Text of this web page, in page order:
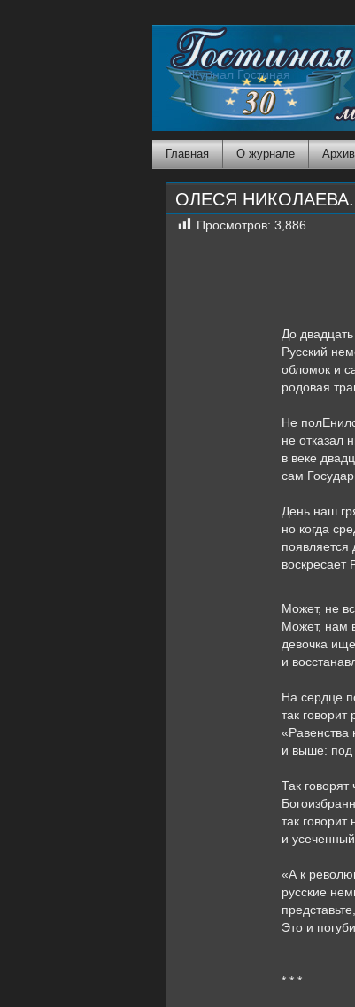
Журнал Гостиная
Главная О журнале Архив
ОЛЕСЯ
Просмотров: 3,886
До
Русский
обломок и
родовая
Не
не отказал
в веке
сам
День наш
но когда
появляется
воскресает
Может, не
Может, нам
девочка
и
На сердце
так говорит
«Равенства
и выше: под
Так говорят
так говорит
и
«А к
русские
Это и
* * *